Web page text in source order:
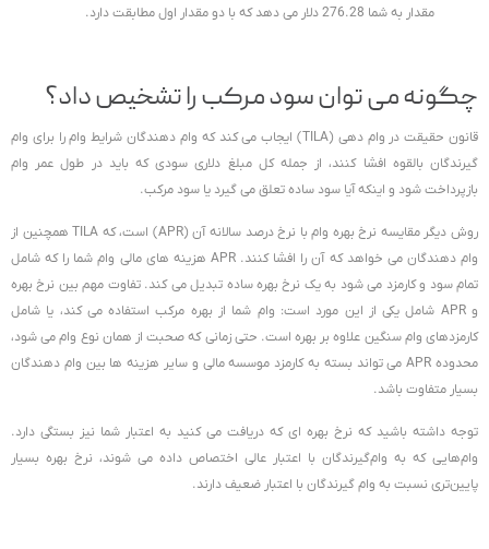
مقدار به شما 276.28 دلار می دهد که با دو مقدار اول مطابقت دارد.
چگونه می توان سود مرکب را تشخیص داد؟
قانون حقیقت در وام دهی (TILA) ایجاب می کند که وام دهندگان شرایط وام را برای وام
گیرندگان بالقوه افشا کنند، از جمله کل مبلغ دلاری سودی که باید در طول عمر وام
بازپرداخت شود و اینکه آیا سود ساده تعلق می گیرد یا سود مرکب.
روش دیگر مقایسه نرخ بهره وام با نرخ درصد سالانه آن (APR) است، که TILA همچنین از
وام دهندگان می خواهد که آن را افشا کنند. APR هزینه های مالی وام شما را که شامل
تمام سود و کارمزد می شود به یک نرخ بهره ساده تبدیل می کند. تفاوت مهم بین نرخ بهره
و APR شامل یکی از این مورد است: وام شما از بهره مرکب استفاده می کند، یا شامل
کارمزدهای وام سنگین علاوه بر بهره است. حتی زمانی که صحبت از همان نوع وام می شود،
محدوده APR می تواند بسته به کارمزد موسسه مالی و سایر هزینه ها بین وام دهندگان
بسیار متفاوت باشد.
توجه داشته باشید که نرخ بهره ای که دریافت می کنید به اعتبار شما نیز بستگی دارد.
وام‌هایی که به وام‌گیرندگان با اعتبار عالی اختصاص داده می شوند، نرخ بهره بسیار
پایین‌تری نسبت به وام گیرندگان با اعتبار ضعیف دارند.